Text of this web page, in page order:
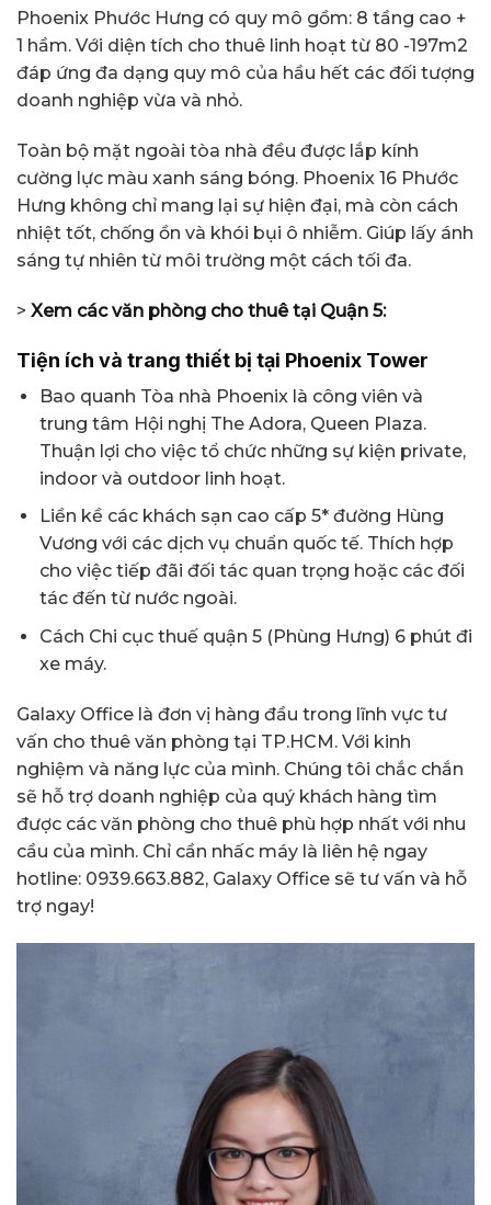
Phoenix Phước Hưng có quy mô gồm: 8 tầng cao +
1 hầm. Với diện tích cho thuê linh hoạt từ 80 -197m2
đáp ứng đa dạng quy mô của hầu hết các đối tượng
doanh nghiệp vừa và nhỏ.
Toàn bộ mặt ngoài tòa nhà đều được lắp kính
cường lực màu xanh sáng bóng. Phoenix 16 Phước
Hưng không chỉ mang lại sự hiện đại, mà còn cách
nhiệt tốt, chống ồn và khói bụi ô nhiễm. Giúp lấy ánh
sáng tự nhiên từ môi trường một cách tối đa.
> Xem các văn phòng cho thuê tại Quận 5:
Tiện ích và trang thiết bị tại Phoenix Tower
Bao quanh Tòa nhà Phoenix là công viên và
trung tâm Hội nghị The Adora, Queen Plaza.
Thuận lợi cho việc tổ chức những sự kiện private,
indoor và outdoor linh hoạt.
Liền kề các khách sạn cao cấp 5* đường Hùng
Vương với các dịch vụ chuẩn quốc tế. Thích hợp
cho việc tiếp đãi đối tác quan trọng hoặc các đối
tác đến từ nước ngoài.
Cách Chi cục thuế quận 5 (Phùng Hưng) 6 phút đi
xe máy.
Galaxy Office là đơn vị hàng đầu trong lĩnh vực tư
vấn cho thuê văn phòng tại TP.HCM. Với kinh
nghiệm và năng lực của mình. Chúng tôi chắc chắn
sẽ hỗ trợ doanh nghiệp của quý khách hàng tìm
được các văn phòng cho thuê phù hợp nhất với nhu
cầu của mình. Chỉ cần nhấc máy là liên hệ ngay
hotline: 0939.663.882, Galaxy Office sẽ tư vấn và hỗ
trợ ngay!